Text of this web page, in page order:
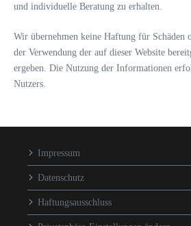
und individuelle Beratung zu erhalten.
Wir übernehmen keine Haftung für Schäden
der Verwendung der auf dieser Website
ergeben. Die Nutzung der Informationen
Nutzers.
Impressum
Datenschutz
Haftungsausschluss